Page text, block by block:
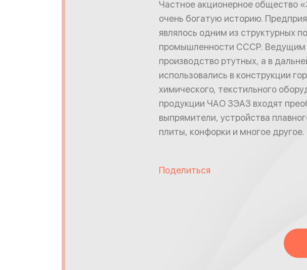
Частное акционерное общество
очень богатую историю.
являлось одним из структурных
промышленности СССР. Ведущим
производство ртутных, а в
использовались в конструкции
химического, текстильного
продукции ЧАО ЗЭАЗ входят
выпрямители, устройства
плиты, конфорки и многое другое.
Поделиться